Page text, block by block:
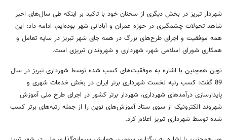
شهردار تبریز در بخش دیگری از سخنان خود با تاکید بر اینکه طی سال‌های اخیر
شاهد تحولات چشمگیری در حوزه عمران و آبادانی شهر بوده‌ایم، ادامه داد: این
همه موفقیت و اجرای طرح‌های بزرگ در همه جای شهر تبریز در سایه تعامل و
همکاری شورای اسلامی شهر، شهرداری و شهروندان تبریزی است.
نوین همچنین با اشاره به موفقیت‌های کسب شده توسط شهرداری تبریز در سال
89 گفت: کسب رتبه نخست شهرداری برتر ایران در بخش خدمات شهری و
پایدارسازی درآمدهای شهرداری‌، شهردار برتر کشور در اجرای طرح ملی آموزش
شهروند الکترونیک از سوی ستاد آموزش‌های نوین را از جمله رتبه‌های برتر کسب
شده توسط شهرداری تبریز اعلام کرد.